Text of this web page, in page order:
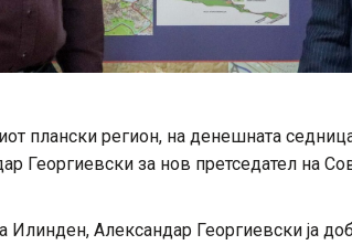
плански регион, на денешната
Георгиевски за нов претседател на
Илинден, Александар Георгиевски ја